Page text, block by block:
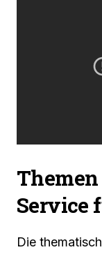
Service
Die